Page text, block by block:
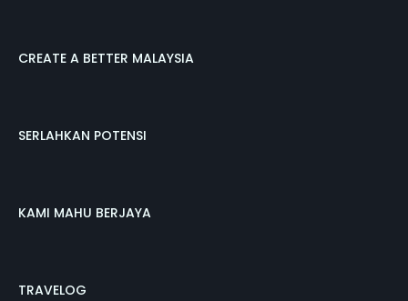
CREATE A BETTER MALAYSIA
SERLAHKAN POTENSI
KAMI MAHU BERJAYA
TRAVELOG